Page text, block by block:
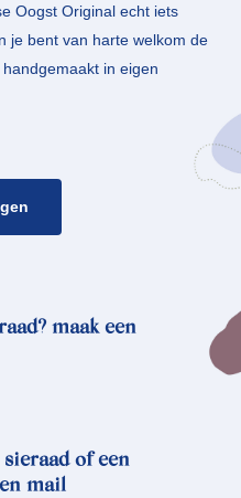
Oogst Original echt iets
je bent van harte welkom de
in eigen
maak een
of een
mail